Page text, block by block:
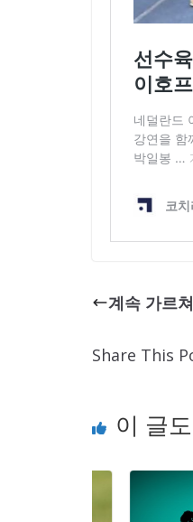
계속 가르
Share This
이 글